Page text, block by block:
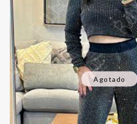
Agotado